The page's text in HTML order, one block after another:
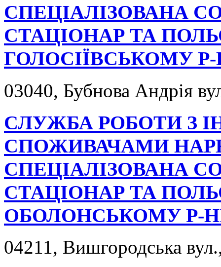
СПЕЦІАЛІЗОВАНА
СТАЦІОНАР ТА
ГОЛОСІЇВСЬКОМУ Р-
03040, Бубнова Андрія
СЛУЖБА РОБОТИ З
СПОЖИВАЧАМИ
СПЕЦІАЛІЗОВАНА
СТАЦІОНАР ТА
ОБОЛОНСЬКОМУ Р-
04211, Вишгородська